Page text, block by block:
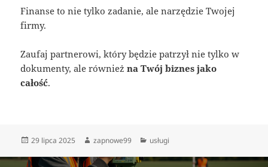
Finanse to nie tylko zadanie, ale narzędzie Twojej
firmy.
Zaufaj partnerowi, który będzie patrzył nie tylko w
dokumenty, ale równieżna Twój biznes jako
całość.
Data
29 lipca 2025 Autor
zapnowe99 Kategorie
usługi
Nawigacja